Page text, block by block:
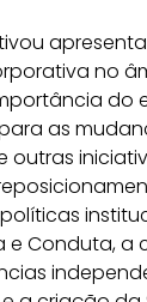
no
do
as
outras
e Conduta,